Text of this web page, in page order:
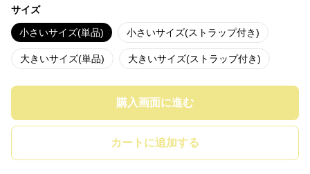
サイズ
小さいサイズ(単品) 小さいサイズ(ストラップ付き)
大きいサイズ(単品) 大きいサイズ(ストラップ付き)
購入画面に進む
カートに追加する